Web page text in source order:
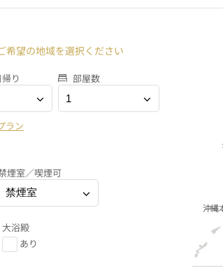
希望の地域を選択ください
り
ラン
部屋数
煙室／喫煙可
大浴殿
あり
沖縄